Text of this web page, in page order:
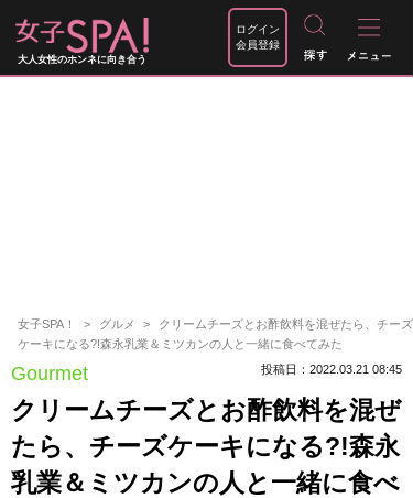
大人女性のホンネに向き合う
ログイン
会員登録
女子SPA！ グルメ
クリームチーズとお酢飲料を混ぜたら、チーズ
ケーキになる?!森永乳業＆ミツカンの人と一緒に食べてみた
Gourmet 投稿日：2022.03.21 08:45
クリームチーズとお酢飲料を混ぜ
たら、チーズケーキになる?!森永
乳業＆ミツカンの人と一緒に食べ